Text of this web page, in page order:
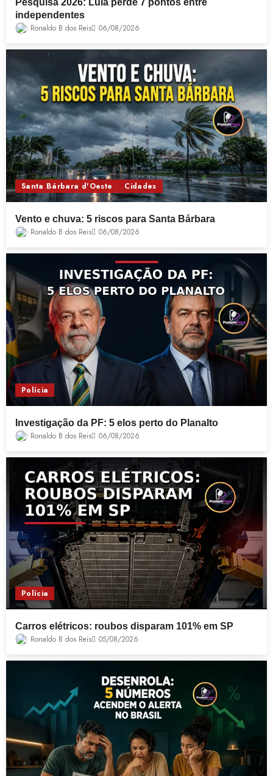
Pesquisa 2026: Lula perde 7 pontos entre
independentes
Ronaldo B dos Reis 06/08/2026
Santa Bárbara d'Oeste Cidades
Vento e chuva: 5 riscos para Santa Bárbara
Ronaldo B dos Reis 06/08/2026
Polícia
Investigação da PF: 5 elos perto do Planalto
Ronaldo B dos Reis 06/08/2026
Polícia
Carros elétricos: roubos disparam 101% em SP
Ronaldo B dos Reis 05/08/2026